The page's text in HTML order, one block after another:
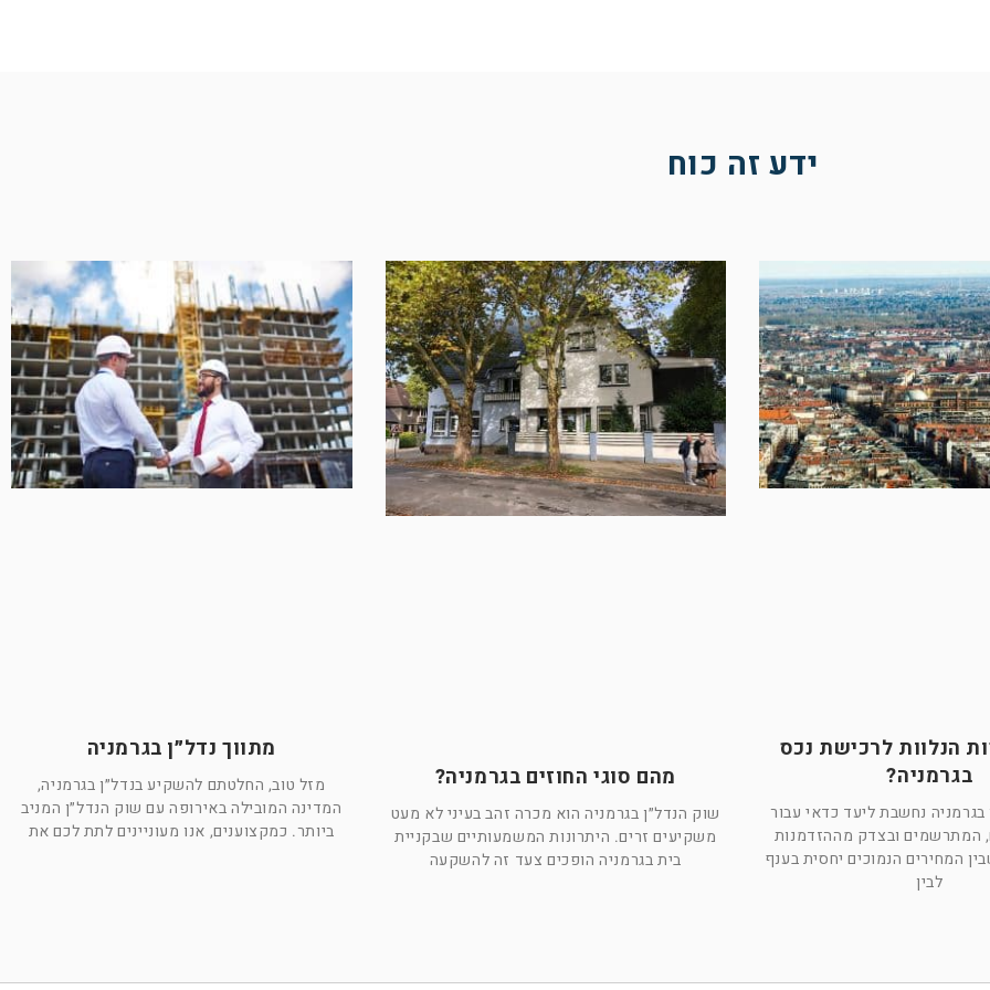
ידע זה כוח
הנלוות לרכישת נכס
בגרמניה?
נחשבת ליעד כדאי עבור
המתרשמים ובצדק מההזדמנות
המחירים הנמוכים יחסית בענף
לבין
מהם סוגי החוזים בגרמניה?
שוק הנדל״ן בגרמניה הוא מכרה זהב בעיני לא מעט
משקיעים זרים. היתרונות המשמעותיים שבקניית
בית בגרמניה הופכים צעד זה להשקעה
מתווך נדל״ן בגרמניה
מזל טוב, החלטתם להשקיע בנדל״ן בגרמניה,
המדינה המובילה באירופה עם שוק הנדל״ן המניב
ביותר. כמקצוענים, אנו מעוניינים לתת לכם את